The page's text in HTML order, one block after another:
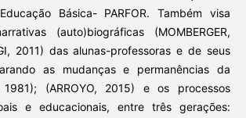
Básica- PARFOR. Também visa
(auto)biográficas (MOMBERGER,
2011) das alunas-professoras e de seus
as mudanças e permanências da
1981); (ARROYO, 2015) e os processos
e educacionais, entre três gerações: